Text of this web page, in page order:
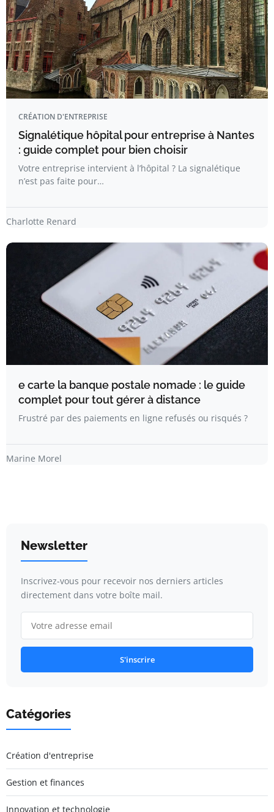
CRÉATION D'ENTREPRISE
Signalétique hôpital pour entreprise à Nantes
: guide complet pour bien choisir
Votre entreprise intervient à l’hôpital ? La signalétique
n’est pas faite pour…
Charlotte Renard
e carte la banque postale nomade : le guide
complet pour tout gérer à distance
Frustré par des paiements en ligne refusés ou risqués ?
Marine Morel
Newsletter
Inscrivez-vous pour recevoir nos derniers articles
directement dans votre boîte mail.
S'inscrire
Catégories
Création d'entreprise
Gestion et finances
Innovation et technologie